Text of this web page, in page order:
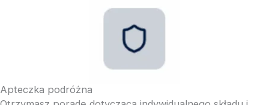
Apteczka podróżna